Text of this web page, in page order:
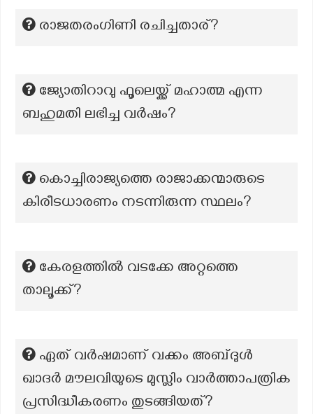
രാജതരംഗിണി രചിച്ചതാര്?
ജ്യോതിറാവു ഫൂലെയ്ക്ക് മഹാത്മ എന്ന
ബഹുമതി ലഭിച്ച വർഷം?
കൊച്ചിരാജ്യത്തെ രാജാക്കന്മാരുടെ
കിരീടധാരണം നടന്നിരുന്ന സ്ഥലം?
കേരളത്തിൽ വടക്കേ അറ്റത്തെ
താലൂക്ക്?
ഏത് വർഷമാണ് വക്കം അബ്ദുൾ
ഖാദർ മൗലവിയുടെ മുസ്ലിം വാർത്താപത്രിക
പ്രസിദ്ധീകരണം തുടങ്ങിയത്?